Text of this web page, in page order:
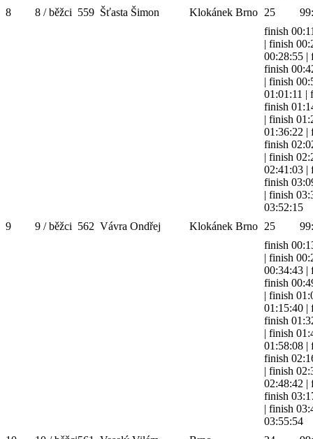
8
8 / běžci 559 Šťasta Šimon Klokánek Brno 25
finish
| finish
00:28:55 |
finish
| finish
01:01:11 |
finish
| finish
01:36:22 |
finish
| finish
02:41:03 |
finish
| finish
03:52:15
9
9 / běžci 562 Vávra Ondřej Klokánek Brno 25
finish
| finish
00:34:43 |
finish
| finish
01:15:40 |
finish
| finish
01:58:08 |
finish
| finish
02:48:42 |
finish
| finish
03:55:54